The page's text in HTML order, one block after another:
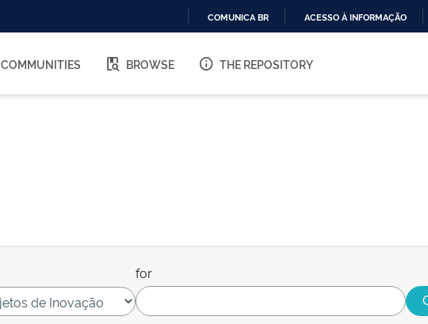
O
COMUNICA BR ACESSO À INFORMAÇÃO
COMMUNITIES BROWSE THE REPOSITORY
for